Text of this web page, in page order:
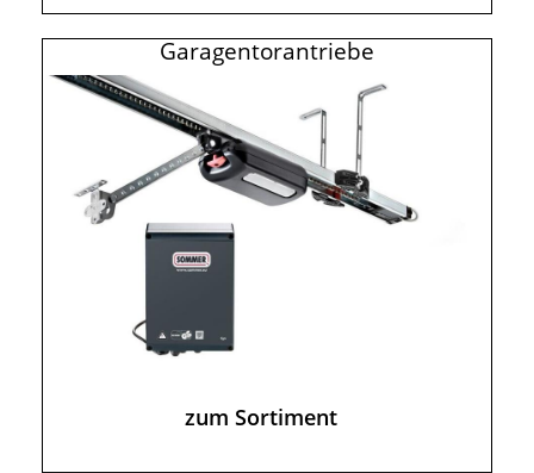
Garagentorantriebe
zum Sortiment